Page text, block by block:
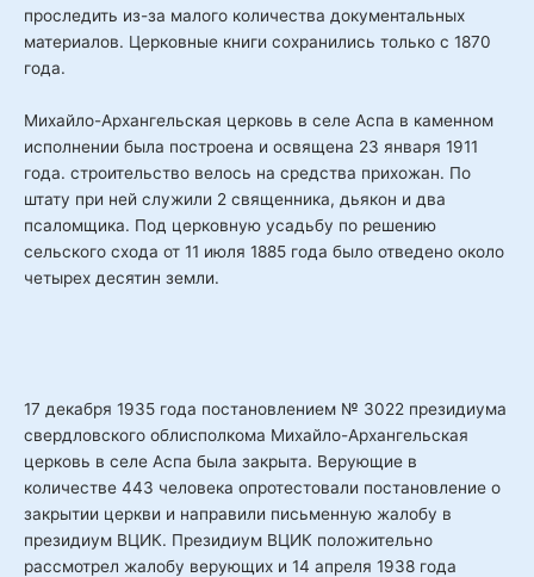
проследить из-за малого количества документальных
материалов. Церковные книги сохранились только с 1870
года.
Михайло-Архангельская церковь в селе Аспа в каменном
исполнении была построена и освящена 23 января 1911
года. строительство велось на средства прихожан. По
штату при ней служили 2 священника, дьякон и два
псаломщика. Под церковную усадьбу по решению
сельского схода от 11 июля 1885 года было отведено около
четырех десятин земли.
17 декабря 1935 года постановлением № 3022 президиума
свердловского облисполкома Михайло-Архангельская
церковь в селе Аспа была закрыта. Верующие в
количестве 443 человека опротестовали постановление о
закрытии церкви и направили письменную жалобу в
президиум ВЦИК. Президиум ВЦИК положительно
рассмотрел жалобу верующих и 14 апреля 1938 года